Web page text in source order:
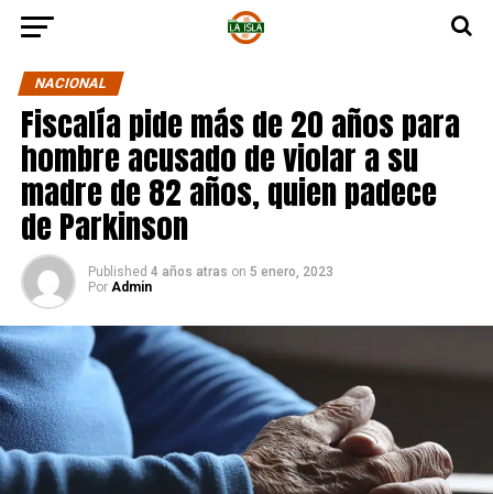
NACIONAL
Fiscalía pide más de 20 años para
hombre acusado de violar a su
madre de 82 años, quien padece
de Parkinson
Published 4 años atras on 5 enero, 2023
Por Admin